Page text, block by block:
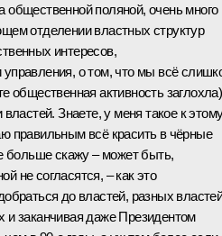
общественной поляной, очень много
отделении властных структур
интересов,
управления, о том, что мы всё
общественная активность
властей. Знаете, у меня такое к
правильным всё красить в чёрные
больше скажу – может быть,
не согласятся, – как это
до властей, разных
и заканчивая даже Президентом